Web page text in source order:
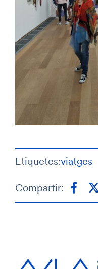
Etiquetes:viatges
Compartir: